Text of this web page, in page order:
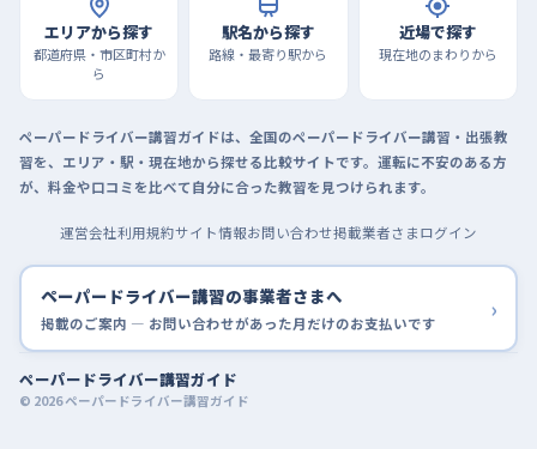
エリアから探す
都道府県・市区町村か
ら
駅名から探す
路線・最寄り駅から
近場で探す
現在地のまわりから
ペーパードライバー講習ガイドは、全国のペーパードライバー講習・出張教
習を、エリア・駅・現在地から探せる比較サイトです。運転に不安のある方
が、料金や口コミを比べて自分に合った教習を見つけられます。
運営会社利用規約サイト情報お問い合わせ掲載業者さまログイン
ペーパードライバー講習の事業者さまへ
掲載のご案内 — お問い合わせがあった月だけのお支払いです ›
ペーパードライバー講習ガイド
© 2026 ペーパードライバー講習ガイド